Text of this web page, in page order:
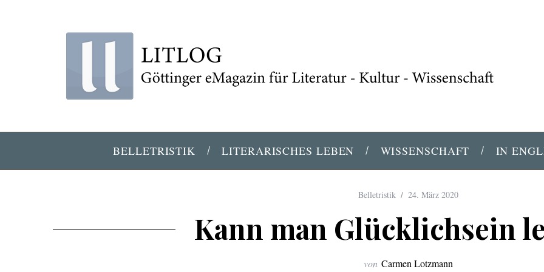
BELLETRISTIK LITERARISCHES LEBEN WISSENSCHAFT IN
Belletristik 24. März 2020
Kann man Glücklichsein
von Carmen Lotzmann